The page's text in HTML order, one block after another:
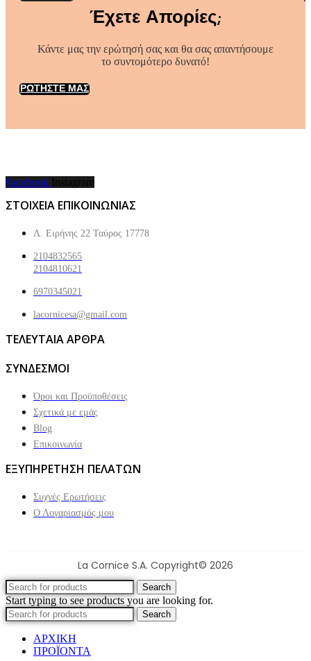
Έχετε Απορίες;
Κάντε μας την ερώτησή σας και θα σας απαντήσουμε
το συντομότερο δυνατό!
ΡΩΤΗΣΤΕ ΜΑΣ
Facebook Instagram
ΣΤΟΙΧΕΙΑ ΕΠΙΚΟΙΝΩΝΙΑΣ
Λ. Ειρήνης 22 Ταύρος 17778
2104832565
2104810621
6970345021
lacornicesa@gmail.com
ΤΕΛΕΥΤΑΙΑ ΑΡΘΡΑ
ΣΥΝΔΕΣΜΟΙ
Όροι και Προϋποθέσεις
Σχετικά με εμάς
Blog
Επικοινωνία
ΕΞΥΠΗΡΕΤΗΣΗ ΠΕΛΑΤΩΝ
Συχνές Ερωτήσεις
Ο Λογαριασμός μου
La Cornice S.A. Copyright© 2026
Search
Start typing to see products you are looking for.
Search
ΑΡΧΙΚΗ
ΠΡΟΪΟΝΤΑ